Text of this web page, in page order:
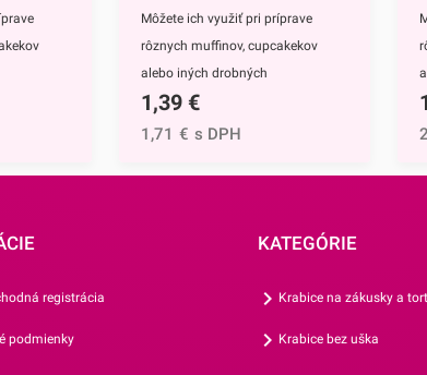
7,5
aj
Môžete ich využiť pri príprave
rôznych muffinov, cupcakekov
alebo iných drobných
dezertov.Košíčky sú vyrábané z
papiera, ktorý je vhodný na priamy
2,5 cm a vrchný priemer je 9,5
košíčkov.Odporúčame Vám aj
1,39 €
1,71 € s DPH
registrácia
podmienky
KATEGÓRIE
Krabice na zákusky a
Krabice bez uška